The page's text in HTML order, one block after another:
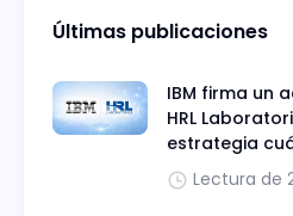
Últimas publicaciones
IBM firma un
HRL
estrategia
Lectura de